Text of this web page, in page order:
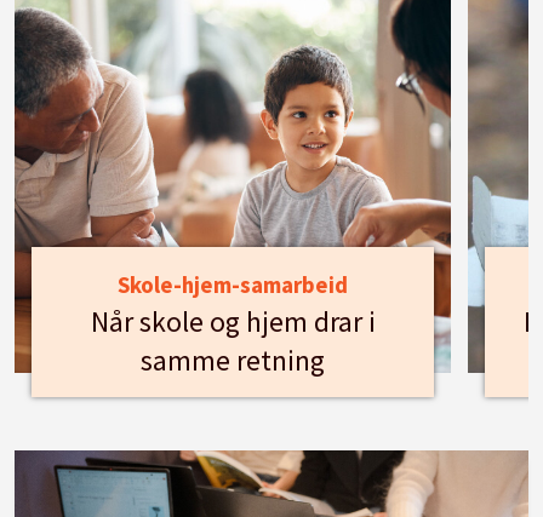
Skole-hjem-samarbeid
Når skole og hjem drar i
samme retning